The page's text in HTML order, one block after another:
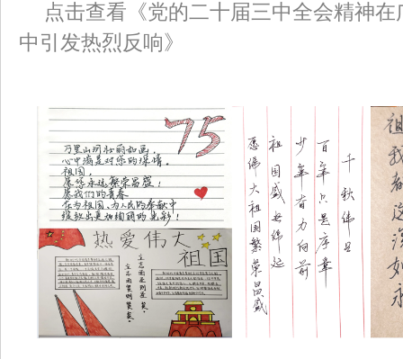
点击查看《党的二十届三中全会精神
中引发热烈反响》